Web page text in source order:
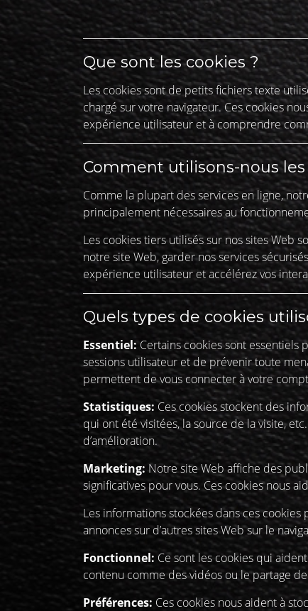
Que sont les cookies ?
Les cookies sont de petits fichiers texte
chargé sur votre navigateur. Ces cookies
expérience utilisateur et à comprendre
Comment utilisons-nous les
Comme la plupart des services en ligne,
principalement nécessaires au
Les cookies tiers utilisés sur nos sites Web
notre site Web, garder nos services
expérience utilisateur et accélérez vos
Quels types de cookies
Essentiel:Certains cookies sont essentiels
sessions utilisateur et de prévenir toute
permettent de vous connecter à votre
Statistiques:Ces cookies stockent des
qui ont été visitées, la source de la visite,
d’amélioration.
Marketing:Notre site Web affiche des
significatives pour vous. Ces cookies nous
Les informations stockées dans ces
annonces sur d’autres sites Web sur le
Fonctionnel: Ce sont les cookies qui
contenu comme des vidéos ou le partage
Préférences: Ces cookies nous aident à